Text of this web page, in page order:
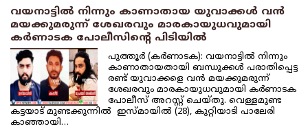
വയനാട്ടില്‍ നിന്നും കാണാതായ യുവാക്കള്‍ വന്‍
മയക്കുമരുന്ന് ശേഖരവും മാരകായുധവുമായി
കര്‍ണാടക പോലീസിന്റെ പിടിയില്‍
പുത്തൂര്‍ (കര്‍ണാടക): വയനാട്ടില്‍ നിന്നും
കാണാതായതായി ബന്ധുക്കള്‍ പരാതിപ്പെട്ട
രണ്ട് യുവാക്കളെ വന്‍ മയക്കുമരുന്ന്
ശേഖരവും മാരകായുധവുമായി കര്‍ണാടക
പോലീസ് അറസ്റ്റ് ചെയ്തു. വെള്ളമുണ്ട
കട്ടയാട് മുണ്ടക്കുന്നില്‍ ഇസ്മായില്‍ (28), കുറ്റിയാടി പാലേരി
കാഞ്ഞായി…